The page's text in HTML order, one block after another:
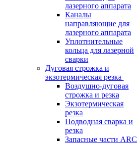
лазерного аппарата
Каналы
направляющие для
лазерного аппарата
Уплотнительные
кольца для лазерной
сварки
Дуговая строжка и
экзотермическая резка
Воздушно-дуговая
строжка и резка
Экзотермическая
резка
Подводная сварка и
резка
Запасные части ARC